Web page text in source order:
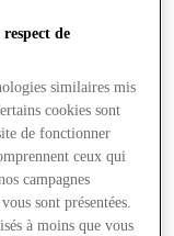
de
similaires mis
cookies sont
de fonctionner
ceux qui
campagnes
sont présentées.
à moins que vous